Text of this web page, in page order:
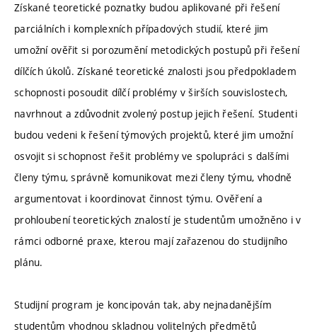
Získané teoretické poznatky budou aplikované při řešení
parciálních i komplexních případových studií, které jim
umožní ověřit si porozumění metodických postupů při řešení
dílčích úkolů. Získané teoretické znalosti jsou předpokladem
schopnosti posoudit dílčí problémy v širších souvislostech,
navrhnout a zdůvodnit zvolený postup jejich řešení. Studenti
budou vedeni k řešení týmových projektů, které jim umožní
osvojit si schopnost řešit problémy ve spolupráci s dalšími
členy týmu, správně komunikovat mezi členy týmu, vhodně
argumentovat i koordinovat činnost týmu. Ověření a
prohloubení teoretických znalostí je studentům umožněno i v
rámci odborné praxe, kterou mají zařazenou do studijního
plánu.
Studijní program je koncipován tak, aby nejnadanějším
studentům vhodnou skladnou volitelných předmětů